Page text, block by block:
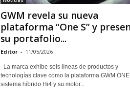
GWM revela su nueva
plataforma “One S” y
su portafolio...
Editor - 11/05/2026
La marca exhibe seis líneas de productos y
tecnologías clave como la plataforma GWM ONE
sistema híbrido Hi4 y su motor...